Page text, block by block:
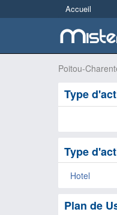
Accueil
Poitou-
Type
Type
Hotel
Plan de